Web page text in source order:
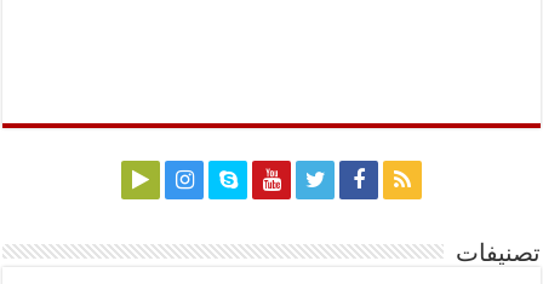
تصنيفات